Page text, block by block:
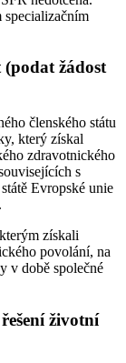
žádost
členského státu
který získal
zdravotnického
s
Evropské unie
získali
povolání, na
v době společné
životní